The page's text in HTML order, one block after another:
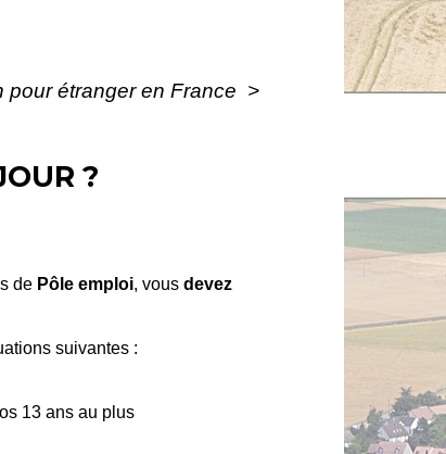
pour étranger en France >
?
de Pôle emploi, vousdevez
suivantes :
13 ans au plus